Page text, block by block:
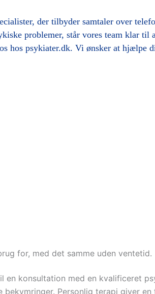
der tilbyder samtaler over
problemer, står vores team klar
hos psykiater.dk. Vi ønsker at hjælpe
for, med det samme uden ventetid.
en konsultation med en kvalificeret
Personlig terapi giver